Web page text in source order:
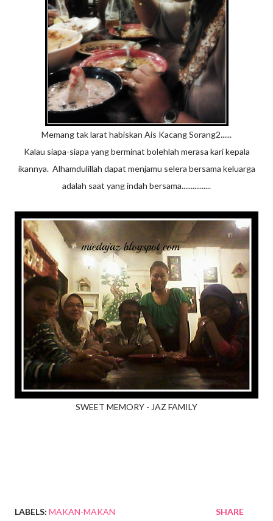
Memang tak larat habiskan Ais Kacang Sorang2......
Kalau siapa-siapa yang berminat bolehlah merasa kari kepala
ikannya. Alhamdulillah dapat menjamu selera bersama keluarga
adalah saat yang indah bersama................
SWEET MEMORY - JAZ FAMILY
LABELS: MAKAN-MAKAN SHARE